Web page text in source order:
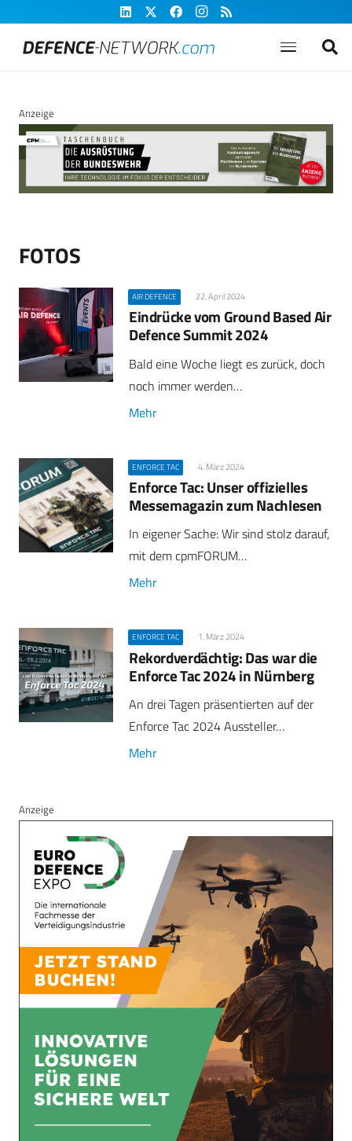
Anzeige
FOTOS
AIR DEFENCE 22. April 2024
Eindrücke vom Ground Based Air
Defence Summit 2024
Bald eine Woche liegt es zurück, doch
noch immer werden…
Mehr
ENFORCE TAC 4. März 2024
Enforce Tac: Unser offizielles
Messemagazin zum Nachlesen
In eigener Sache: Wir sind stolz darauf,
mit dem cpmFORUM…
Mehr
ENFORCE TAC 1. März 2024
Rekordverdächtig: Das war die
Enforce Tac 2024 in Nürnberg
An drei Tagen präsentierten auf der
Enforce Tac 2024 Aussteller…
Mehr
Anzeige